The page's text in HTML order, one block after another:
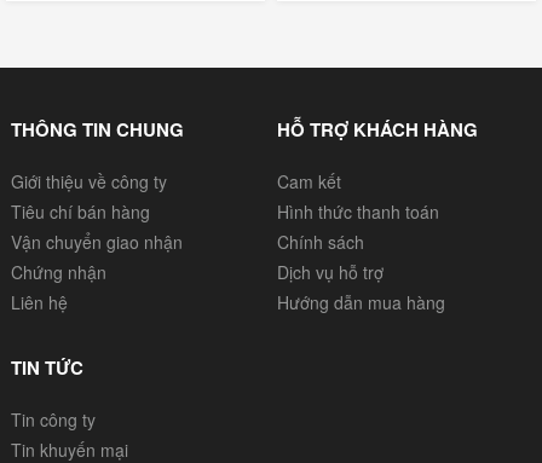
THÔNG TIN CHUNG
Giới thiệu về công ty
Tiêu chí bán hàng
Vận chuyển giao nhận
Chứng nhận
Liên hệ
HỖ TRỢ KHÁCH HÀNG
Cam kết
Hình thức thanh toán
Chính sách
Dịch vụ hỗ trợ
Hướng dẫn mua hàng
TIN TỨC
Tin công ty
Tin khuyến mại